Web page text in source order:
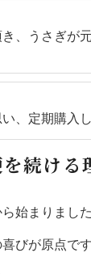
、うさぎが
、定期購入し
続ける
始まりました
びが原点です